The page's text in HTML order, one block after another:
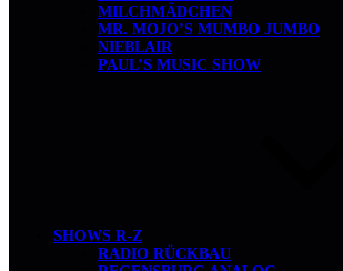
MILCHMÄDCHEN
MR. MOJO’S MUMBO JUMBO
NIEBLAIR
PAUL’S MUSIC SHOW
SHOWS R-Z
RADIO RÜCKBAU